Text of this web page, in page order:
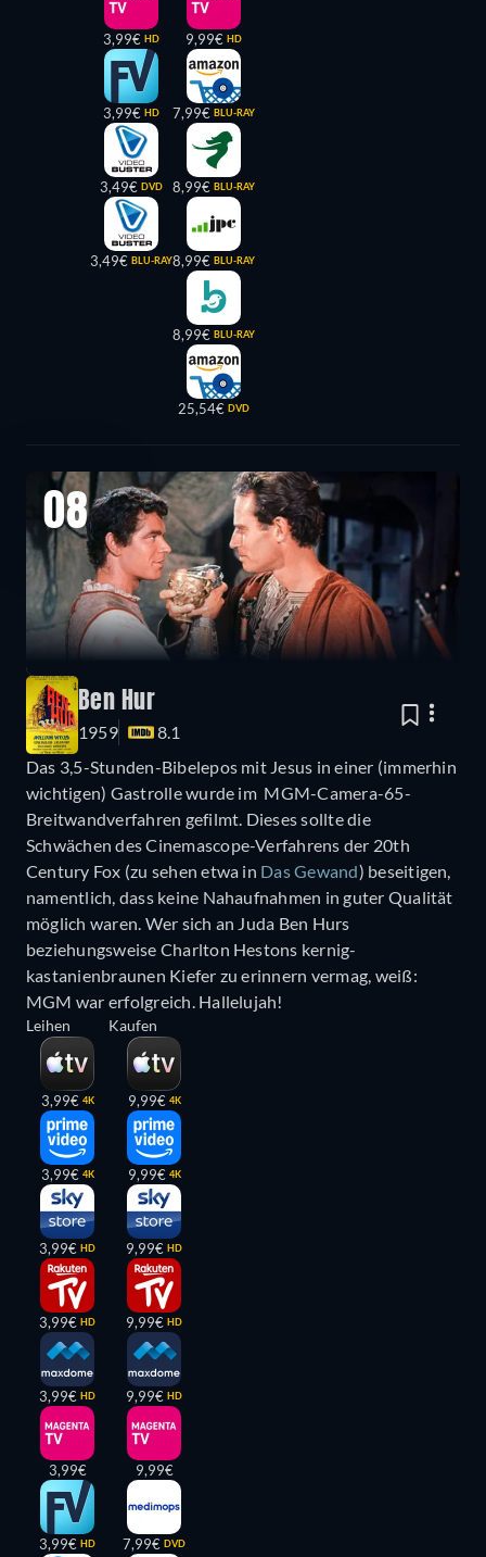
3,99€ HD
3,99€ HD
3,49€ DVD
3,49€ BLU-RAY
9,99€ HD
7,99€ BLU-RAY
8,99€ BLU-RAY
8,99€ BLU-RAY
8,99€ BLU-RAY
25,54€ DVD
08
Ben Hur
1959
8.1
Das 3,5-Stunden-Bibelepos mit Jesus in einer (immerhin
wichtigen) Gastrolle wurde im MGM-Camera-65-
Breitwandverfahren gefilmt. Dieses sollte die
Schwächen des Cinemascope-Verfahrens der 20th
Century Fox (zu sehen etwa in Das Gewand) beseitigen,
namentlich, dass keine Nahaufnahmen in guter Qualität
möglich waren. Wer sich an Juda Ben Hurs
beziehungsweise Charlton Hestons kernig-
kastanienbraunen Kiefer zu erinnern vermag, weiß:
MGM war erfolgreich. Hallelujah!
Leihen
3,99€ 4K
3,99€ 4K
3,99€ HD
3,99€ HD
3,99€ HD
3,99€
3,99€ HD
Kaufen
9,99€ 4K
9,99€ 4K
9,99€ HD
9,99€ HD
9,99€ HD
9,99€
7,99€ DVD